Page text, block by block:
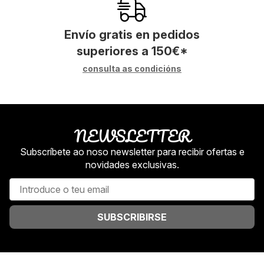
Envío gratis en pedidos
superiores a 150€*
consulta as condicións
NEWSLETTER
Subscríbete ao noso newsletter para recibir ofertas e
novidades exclusivas.
SUBSCRIBIRSE